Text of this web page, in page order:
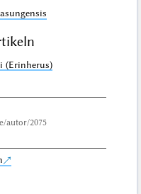
(Erinherus)
autor/2075